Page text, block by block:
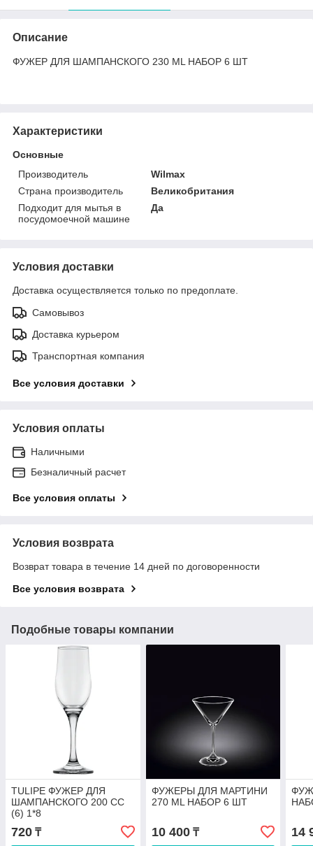
Описание
ФУЖЕР ДЛЯ ШАМПАНСКОГО 230 ML НАБОР 6 ШТ
Характеристики
Основные
Производитель
Wilmax
Страна производитель
Великобритания
Подходит для мытья в
посудомоечной машине
Да
Условия доставки
Доставка осуществляется только по предоплате.
Самовывоз
Доставка курьером
Транспортная компания
Все условия доставки
Условия оплаты
Наличными
Безналичный расчет
Все условия оплаты
Условия возврата
Возврат товара в течение 14 дней по договоренности
Все условия возврата
Подобные товары компании
TULIPE ФУЖЕР ДЛЯ
ШАМПАНСКОГО 200 СС
(6) 1*8
720 ₸
ФУЖЕРЫ ДЛЯ МАРТИНИ
270 ML НАБОР 6 ШТ
10 400₸ 14